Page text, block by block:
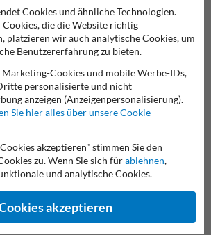
mit doppelseitiger Reflexion
Straßenpoller weiß oder weiße
ist mit Reflektoren ausgestattet und sind die
StVO-Zeichen 620-41 und 620-40 und sind
fur Deutschland, BASt-geprüft nach EN
gemäß DIN EN 12899-3 (CE-zertifiziert).
Cookies und ähnliche Technologien.
die die Website richtig
platzieren wir auch analytische Cookies, um
Benutzererfahrung zu bieten.
Cookies und mobile Werbe-IDs,
personalisierte und nicht
anzeigen (Anzeigenpersonalisierung).
Sie hier alles über unsere Cookie-
akzeptieren" stimmen Sie den
zu. Wenn Sie sich fürablehnen,
und analytische Cookies.
akzeptieren